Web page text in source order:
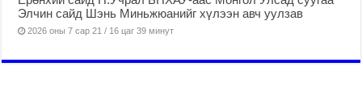
Элчин сайд Шэнь Миньжюанийг хүлээн авч уулзав
2026 оны 7 сар 21 / 16 цаг 39 минут